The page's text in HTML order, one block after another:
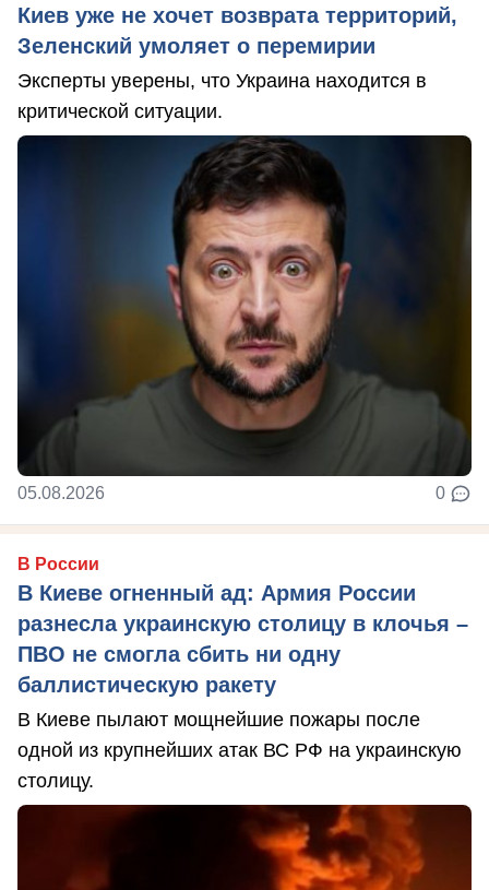
Киев уже не хочет возврата территорий,
Зеленский умоляет о перемирии
Эксперты уверены, что Украина находится в
критической ситуации.
05.08.2026 0
В России
В Киеве огненный ад: Армия России
разнесла украинскую столицу в клочья –
ПВО не смогла сбить ни одну
баллистическую ракету
В Киеве пылают мощнейшие пожары после
одной из крупнейших атак ВС РФ на украинскую
столицу.